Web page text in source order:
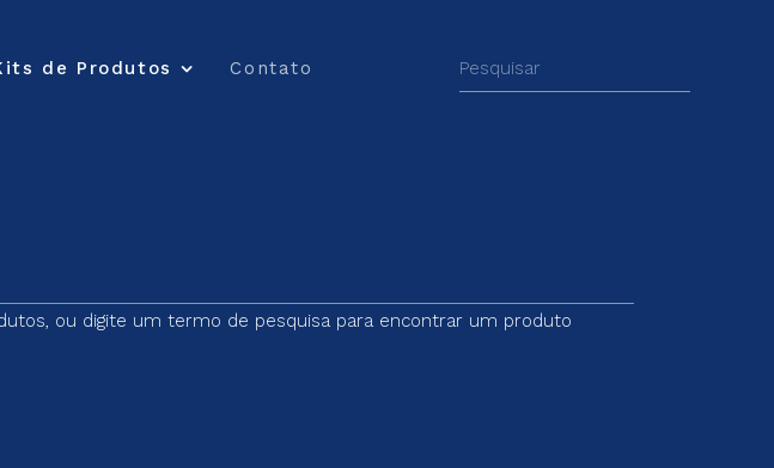
de Produtos Contato
ou digite um termo de pesquisa para encontrar um produto